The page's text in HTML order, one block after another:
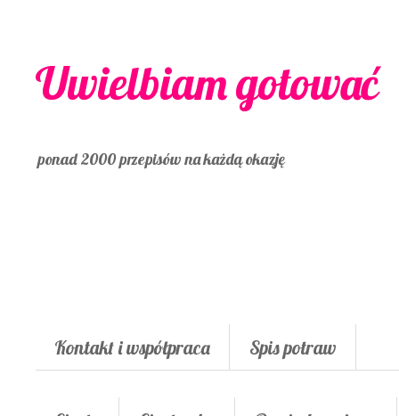
Uwielbiam gotować
ponad 2000 przepisów na każdą okazję
Kontakt i współpraca Spis potraw